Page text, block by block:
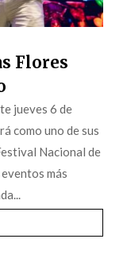
Flores
jueves 6 de
como uno de sus
Nacional de
más